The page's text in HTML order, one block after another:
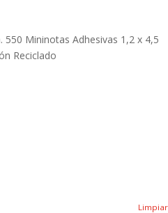
Mininotas Adhesivas 1,2 x 4,5
Reciclado
Limpiar